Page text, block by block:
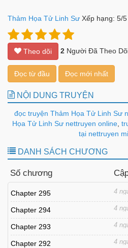
Thảm Họa Tử Linh Sư Xếp hạng: 5/5
Theo dõi 2 Người Đã Theo
Đọc từ đầu Đọc mới nhất
NỘI DUNG TRUYỆN
đọc truyện Thảm Họa Tử Linh Sư
Họa Tử Linh Sư nettruyen online,
tại nettruyen
DANH SÁCH CHƯƠNG
Số chương
Chapter 295 4
Chapter 294 4
Chapter 293 4
Chapter 292 4